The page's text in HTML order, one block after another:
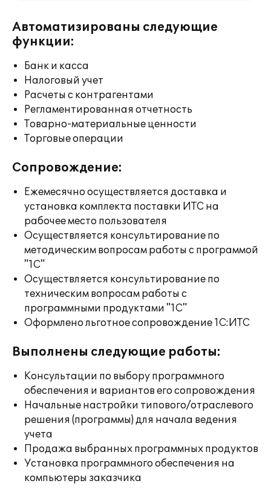
Автоматизированы следующие
функции:
Банк и касса
Налоговый учет
Расчеты с контрагентами
Регламентированная отчетность
Товарно-материальные ценности
Торговые операции
Сопровождение:
Ежемесячно осуществляется доставка и
установка комплекта поставки ИТС на
рабочее место пользователя
Осуществляется консультирование по
методическим вопросам работы с программой
"1С"
Осуществляется консультирование по
техническим вопросам работы с
программными продуктами "1С"
Оформлено льготное сопровождение 1С:ИТС
Выполнены следующие работы:
Консультации по выбору программного
обеспечения и вариантов его сопровождения
Начальные настройки типового/отраслевого
решения (программы) для начала ведения
учета
Продажа выбранных программных продуктов
Установка программного обеспечения на
компьютеры заказчика